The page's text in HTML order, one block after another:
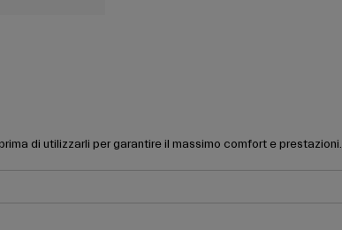
di utilizzarli per garantire il massimo comfort e prestazioni.